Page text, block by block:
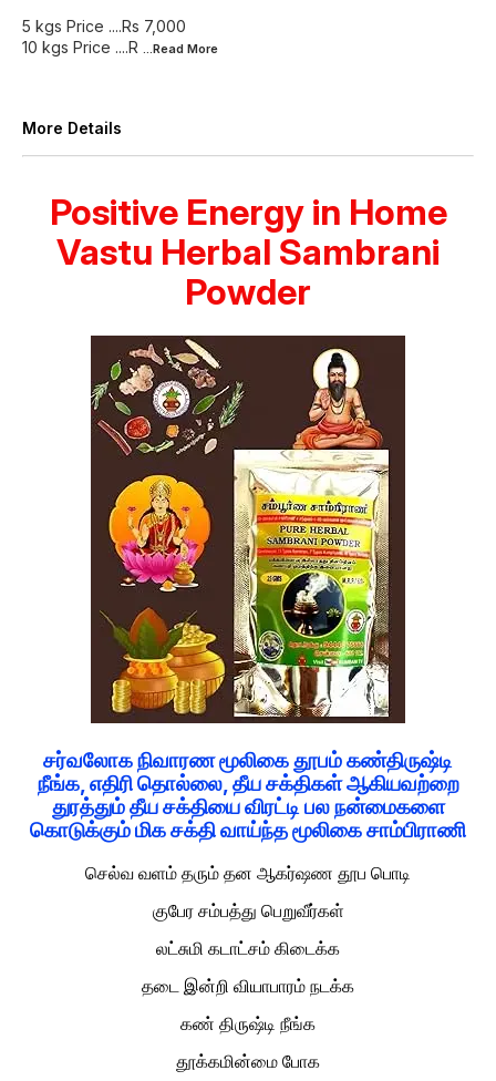
5 kgs Price ....Rs 7,000
10 kgs Price ....R ...Read More
More Details
Positive Energy in Home
Vastu Herbal Sambrani
Powder
சர்வலோக நிவாரண மூலிகை தூபம் கண்திருஷ்டி
நீங்க, எதிரி தொல்லை, தீய சக்திகள் ஆகியவற்றை
துரத்தும் தீய சக்தியை விரட்டி பல நன்மைகளை
கொடுக்கும் மிக சக்தி வாய்ந்த மூலிகை சாம்பிராணி
செல்வ வளம் தரும் தன ஆகர்ஷண தூப பொடி
குபேர சம்பத்து பெறுவீர்கள்
லட்சுமி கடாட்சம் கிடைக்க
தடை இன்றி வியாபாரம் நடக்க
கண் திருஷ்டி நீங்க
தூக்கமின்மை போக